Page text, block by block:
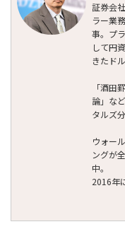
証券会
ラー業
事。プ
して円
きたド
「酒田
論」な
タルズ
ウォー
ングが
中。
2016年